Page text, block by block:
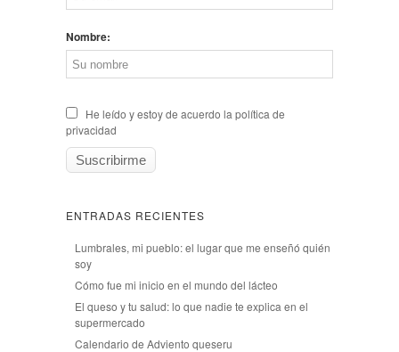
Nombre:
He leído y estoy de acuerdo la política de
privacidad
ENTRADAS RECIENTES
Lumbrales, mi pueblo: el lugar que me enseñó quién
soy
Cómo fue mi inicio en el mundo del lácteo
El queso y tu salud: lo que nadie te explica en el
supermercado
Calendario de Adviento queseru